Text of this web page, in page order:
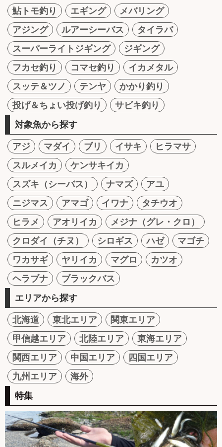
鮎トモ釣り
エギング
メバリング
アジング
ルアーシーバス
タイラバ
スーパーライトジギング
ジギング
フカセ釣り
コマセ釣り
イカメタル
スッテ＆ツノ
テンヤ
かかり釣り
投げ＆ちょい投げ釣り
サビキ釣り
対象魚から探す
アジ マダイ ブリ イサキ
ヒラマサ
スルメイカ
ケンサキイカ
スズキ（シーバス）
ナマズ
アユ
ニジマス
アマゴ イワナ
タチウオ
ヒラメ
アオリイカ
メジナ（グレ・クロ）
クロダイ（チヌ）
シロギス ハゼ
マゴチ
ワカサギ
ヤリイカ マグロ
カツオ
ヘラブナ
ブラックバス
エリアから探す
北海道 東北エリア
関東エリア
甲信越エリア
北陸エリア
東海エリア
関西エリア
中国エリア
四国エリア
九州エリア
海外
特集